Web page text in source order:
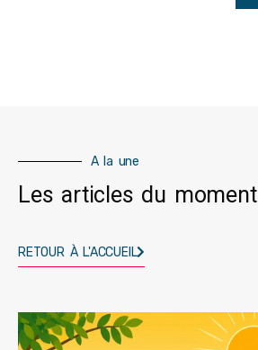
A la une
Les articles du moment
RETOUR À L'ACCUEIL